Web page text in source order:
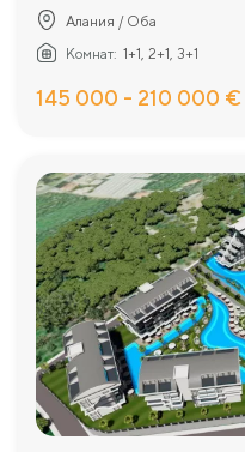
Алания / Оба
Комнат: 1+1, 2+1, 3+1
145 000 - 210 000 €